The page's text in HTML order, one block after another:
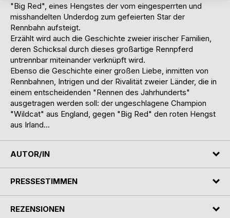
"Big Red", eines Hengstes der vom eingesperrten und
misshandelten Underdog zum gefeierten Star der
Rennbahn aufsteigt.
Erzählt wird auch die Geschichte zweier irischer Familien,
deren Schicksal durch dieses großartige Rennpferd
untrennbar miteinander verknüpft wird.
Ebenso die Geschichte einer großen Liebe, inmitten von
Rennbahnen, Intrigen und der Rivalität zweier Länder, die in
einem entscheidenden "Rennen des Jahrhunderts"
ausgetragen werden soll: der ungeschlagene Champion
"Wildcat" aus England, gegen "Big Red" den roten Hengst
aus Irland...
AUTOR/IN
PRESSESTIMMEN
REZENSIONEN